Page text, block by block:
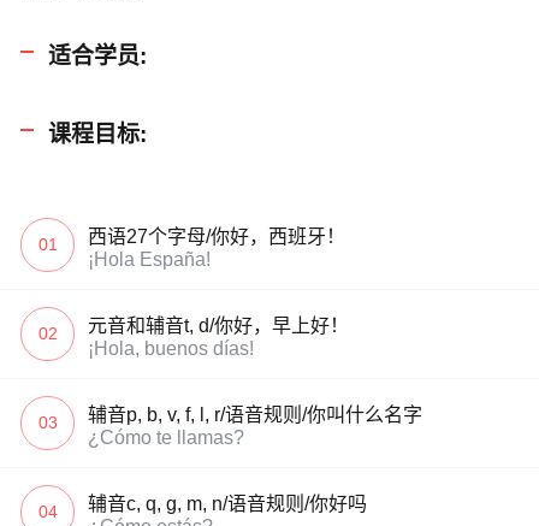
适合学员:
课程目标:
01
西语27个字母/你好，西班牙！
¡Hola España!
02
元音和辅音t, d/你好，早上好！
¡Hola, buenos días!
03
辅音p, b, v, f, l, r/语音规则/你叫什么名字
¿Cómo te llamas?
04
辅音c, q, g, m, n/语音规则/你好吗